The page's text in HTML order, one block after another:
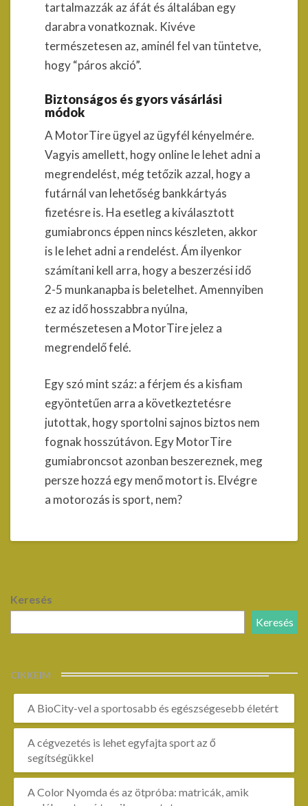
tartalmazzák az áfát és általában egy
darabra vonatkoznak. Kivéve
természetesen az, aminél fel van tüntetve,
hogy “páros akció”.
Biztonságos és gyors vásárlási
módok
A MotorTire ügyel az ügyfél kényelmére.
Vagyis amellett, hogy online le lehet adni a
megrendelést, még tetőzik azzal, hogy a
futárnál van lehetőség bankkártyás
fizetésre is. Ha esetleg a kiválasztott
gumiabroncs éppen nincs készleten, akkor
is le lehet adni a rendelést. Ám ilyenkor
számítani kell arra, hogy a beszerzési idő
2-5 munkanapba is beletelhet. Amennyiben
ez az idő hosszabbra nyúlna,
természetesen a MotorTire jelez a
megrendelő felé.
Egy szó mint száz: a férjem és a kisfiam
egyöntetűen arra a következtetésre
jutottak, hogy sportolni sajnos biztos nem
fognak hosszútávon. Egy MotorTire
gumiabroncsot azonban beszereznek, meg
persze hozzá egy menő motort is. Elvégre
a motorozás is sport, nem?
Keresés
Keresés
CIKKEIM
A BioCity-vel a sportosabb és egészségesebb életért
A cégvezetés is lehet egyfajta sport az ő
segítségükkel
A Color Nyomda és az ötpróba: matricák, amik